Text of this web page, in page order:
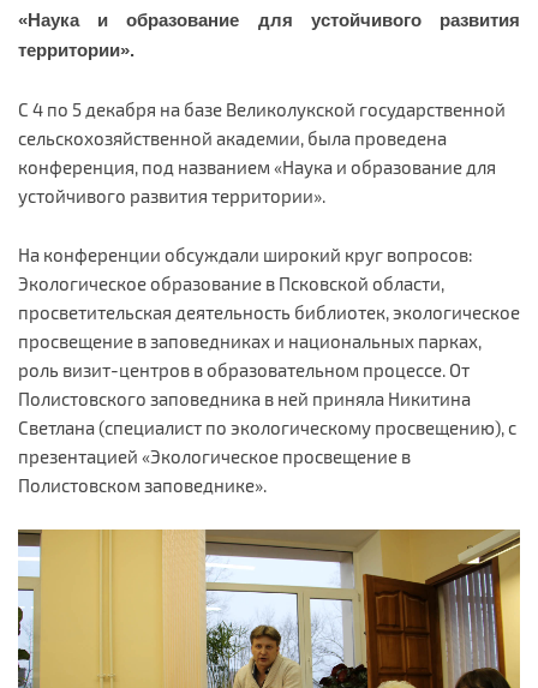
«Наука и образование для устойчивого развития
территории».
С 4 по 5 декабря на базе Великолукской государственной
сельскохозяйственной академии, была проведена
конференция, под названием «Наука и образование для
устойчивого развития территории».
На конференции обсуждали широкий круг вопросов:
Экологическое образование в Псковской области,
просветительская деятельность библиотек, экологическое
просвещение в заповедниках и национальных парках,
роль визит-центров в образовательном процессе. От
Полистовского заповедника в ней приняла Никитина
Светлана (специалист по экологическому просвещению), с
презентацией «Экологическое просвещение в
Полистовском заповеднике».